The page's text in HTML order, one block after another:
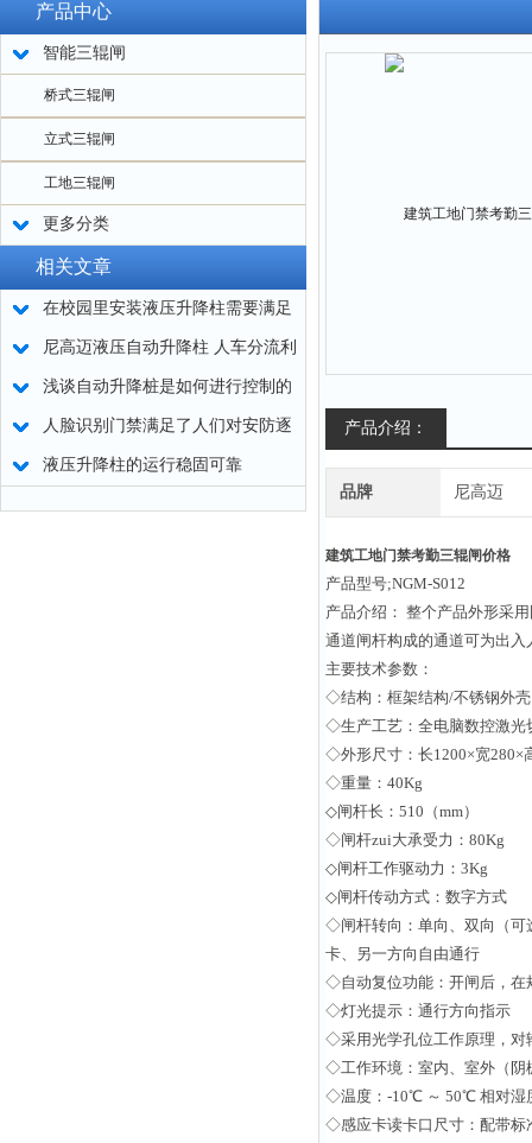
产品中心
智能三辊闸
桥式三辊闸
立式三辊闸
工地三辊闸
更多分类
相关文章
在校园里安装液压升降柱需要满足
哪些要求呢
尼高迈液压自动升降柱 人车分流利
器
浅谈自动升降桩是如何进行控制的
人脸识别门禁满足了人们对安防逐
步提高的要求
液压升降柱的运行稳固可靠
产品介绍：
品牌 尼高迈
建筑工地门禁考勤三辊闸价格
产品型号;NGM-S012
产品介绍： 整个产品外形采
通道闸杆构成的通道可为出
主要技术参数：
◇结构：框架结构/不锈钢外壳
◇生产工艺：全电脑数控激光
◇外形尺寸：长1200×宽280×
◇重量：40Kg
◇闸杆长：510（mm）
◇闸杆zui大承受力：80Kg
◇闸杆工作驱动力：3Kg
◇闸杆传动方式：数字方式
◇闸杆转向：单向、双向（可
卡、另一方向自由通行
◇自动复位功能：开闸后，在
◇灯光提示：通行方向指示
◇采用光学孔位工作原理，对
◇工作环境：室内、室外（阴
◇温度：-10℃ ～ 50℃ 相对湿
◇感应卡读卡口尺寸：配带标